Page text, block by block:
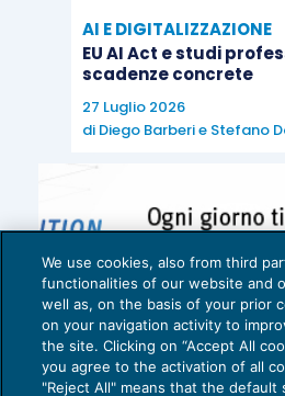
AI E DIGITALIZZAZIONE
EU AI Act e studi
scadenze concrete
27 Luglio 2026
di Diego Barberie Stefano
We use cookies, also from third
functionalities of our website and
well as, on the basis of your prior
on your navigation activity to
the site. Clicking on “Accept All
you agree to the activation of all
"Reject All" means that the